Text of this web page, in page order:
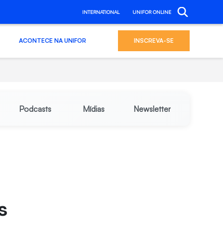
INTERNATIONAL UNIFOR ONLINE
ACONTECE NA UNIFOR INSCREVA-SE
Podcasts Mídias Newsletter